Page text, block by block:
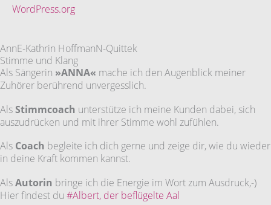
WordPress.org
AnnE-Kathrin HoffmanN-Quittek
Stimme und Klang
Als Sängerin »ANNA« mache ich den Augenblick meiner
Zuhörer berührend unvergesslich.
AlsStimmcoach unterstütze ich meine Kunden dabei, sich
auszudrücken und mit ihrer Stimme wohl zufühlen.
Als Coach begleite ich dich gerne und zeige dir, wie du wieder
in deine Kraft kommen kannst.
AlsAutorin bringe ich die Energie im Wort zum Ausdruck,-)
Hier findest du #Albert, der beflügelte Aal